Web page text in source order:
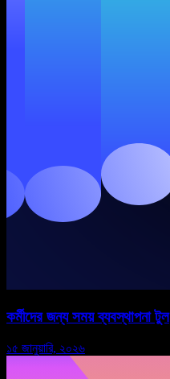
কর্মীদের জন্য সময় ব্যবস্থাপনা টুল
১৫ জানুয়ারি, ২০২৬